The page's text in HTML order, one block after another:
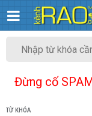
Đừng cố
TỪ KHÓA